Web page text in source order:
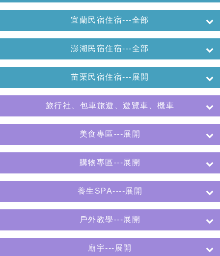
宜蘭民宿住宿---全部
澎湖民宿住宿---全部
苗栗民宿住宿---展開
旅行社、包車旅遊、遊覽車、機車
美食專區---展開
購物專區---展開
養生SPA----展開
戶外教學---展開
廟宇---展開